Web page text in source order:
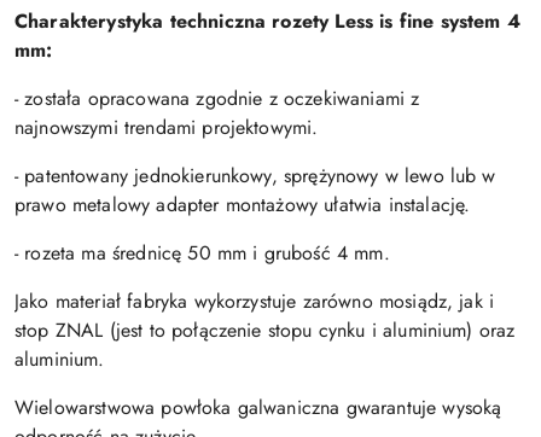
Charakterystyka techniczna rozety Less is fine system 4
mm:
- została opracowana zgodnie z oczekiwaniami z
najnowszymi trendami projektowymi.
- patentowany jednokierunkowy, sprężynowy w lewo lub w
prawo metalowy adapter montażowy ułatwia instalację.
- rozeta ma średnicę 50 mm i grubość 4 mm.
Jako materiał fabryka wykorzystuje zarówno mosiądz, jak i
stop ZNAL (jest to połączenie stopu cynku i aluminium) oraz
aluminium.
Wielowarstwowa powłoka galwaniczna gwarantuje wysoką